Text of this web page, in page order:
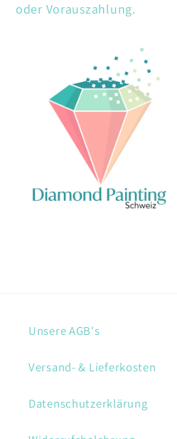
oder Vorauszahlung.
Unsere AGB's
Versand- & Lieferkosten
Datenschutzerklärung